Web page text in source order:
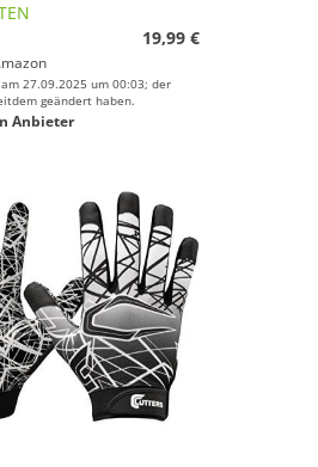
19,99 €
27.09.2025 um 00:03; der
geändert haben.
Anbieter